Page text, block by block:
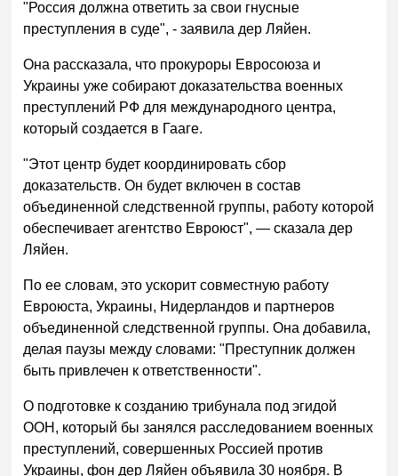
"Россия должна ответить за свои гнусные
преступления в суде", - заявила дер Ляйен.
Она рассказала, что прокуроры Евросоюза и
Украины уже собирают доказательства военных
преступлений РФ для международного центра,
который создается в Гааге.
"Этот центр будет координировать сбор
доказательств. Он будет включен в состав
объединенной следственной группы, работу которой
обеспечивает агентство Евроюст", — сказала дер
Ляйен.
По ее словам, это ускорит совместную работу
Евроюста, Украины, Нидерландов и партнеров
объединенной следственной группы. Она добавила,
делая паузы между словами: "Преступник должен
быть привлечен к ответственности".
О подготовке к созданию трибунала под эгидой
ООН, который бы занялся расследованием военных
преступлений, совершенных Россией против
Украины, фон дер Ляйен объявила 30 ноября. В